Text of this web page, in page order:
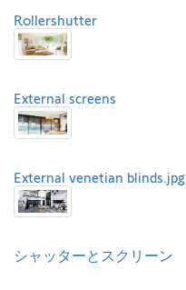
Rollershutter
External screens
External venetian blinds.jpg
シャッターとスクリーン